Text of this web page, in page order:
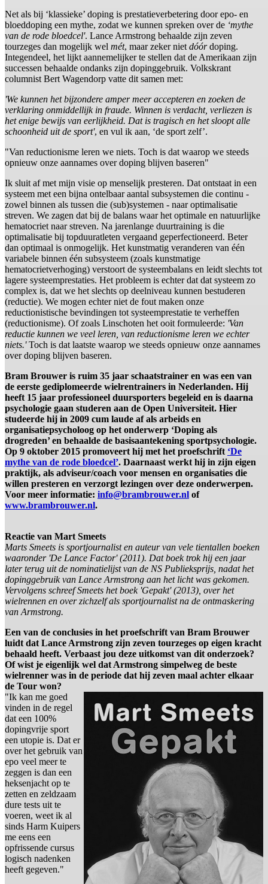
Net als bij ‘klassieke’ doping is prestatieverbetering door epo- en
bloeddoping een mythe, zodat we kunnen spreken over de ‘mythe
van de rode bloedcel'. Lance Armstrong behaalde zijn zeven
tourzeges dan mogelijk wel mét, maar zeker nietdóórdoping.
Integendeel, het lijkt aannemelijker te stellen dat de Amerikaan zijn
successen behaalde ondanks zijn dopinggebruik. Volkskrant
columnist Bert Wagendorp vatte dit samen met:
'We kunnen het bijzondere amper meer accepteren en zoeken de
verklaring onmiddellijk in fraude. Winnen is verdacht, verliezen is
het enige bewijs van eerlijkheid. Dat is tragisch en het sloopt alle
schoonheid uit de sport', en vul ik aan, ‘de sport zelf’.
"Van reductionisme leren we niets. Toch is dat waarop we steeds
opnieuw onze aannames over doping blijven baseren"
Ik sluit af met mijn visie op menselijk presteren. Dat ontstaat in een
systeem met een bijna ontelbaar aantal subsystemen die continu -
zowel binnen als tussen die (sub)systemen - naar optimalisatie
streven. We zagen dat bij de balans waar het optimale en natuurlijke
hematocriet naar streven. Na jarenlange duurtraining is die
optimalisatie bij topduuratleten vergaand geperfectioneerd. Beter
dan optimaal is onmogelijk. Het kunstmatig veranderen van één
variabele binnen één subsysteem (zoals kunstmatige
hematocrietverhoging) verstoort de systeembalans en leidt slechts tot
lagere systeemprestaties. Het probleem is echter dat dat systeem zo
complex is, dat we het slechts op deelniveau kunnen bestuderen
(reductie). We mogen echter niet de fout maken onze
reductionistische bevindingen tot systeemprestatie te verheffen
(reductionisme). Of zoals Linschoten het ooit formuleerde: 'Van
reductie kunnen we veel leren, van reductionisme leren we echter
niets.'Toch is dat laatste waarop we steeds opnieuw onze aannames
over doping blijven baseren.
Bram Brouwer is ruim 35 jaar schaatstrainer en was een van
de eerste gediplomeerde wielrentrainers in Nederlanden. Hij
heeft 15 jaar professioneel duursporters begeleid en is daarna
psychologie gaan studeren aan de Open Universiteit. Hier
studeerde hij in 2009 cum laude af als arbeids en
organisatiepsycholoog op het onderwerp ‘Doping als
drogreden’ en behaalde de basisaantekening sportpsychologie.
Op 9 oktober 2015 promoveert hij met het proefschrift ‘De
mythe van de rode bloedcel’. Daarnaast werkt hij in zijn eigen
praktijk, als adviseur/coach voor mensen en organisaties die
willen presteren en verzorgt lezingen over deze onderwerpen.
Voor meer informatie: info@brambrouwer.nl of
www.brambrouwer.nl.
Reactie van Mart Smeets
Marts Smeets is sportjournalist en auteur van vele tientallen boeken
waaronder 'De Lance Factor' (2011). Dat boek trok hij een jaar
later terug uit de nominatielijst van de NS Publieksprijs, nadat het
dopinggebruik van Lance Armstrong aan het licht was gekomen.
Vervolgens schreef Smeets het boek 'Gepakt' (2013), over het
wielrennen en over zichzelf als sportjournalist na de ontmaskering
van Armstrong.
Een van de conclusies in het proefschrift van Bram Brouwer
luidt dat Lance Armstrong zijn zeven tourzeges op eigen kracht
behaald heeft. Verbaast jou deze uitkomst van dit onderzoek?
Of wist je eigenlijk wel dat Armstrong simpelweg de beste
wielrenner was in de periode dat hij zeven maal achter elkaar
de Tour won?
"Ik kan me goed
vinden in de regel
dat een 100%
dopingvrije sport
een utopie is. Dat er
over het gebruik van
epo veel meer te
zeggen is dan een
heksenjacht op te
zetten en zeldzaam
dure tests uit te
voeren, weet ik al
sinds Harm Kuipers
me eens een
opfrissende cursus
logisch nadenken
heeft gegeven."